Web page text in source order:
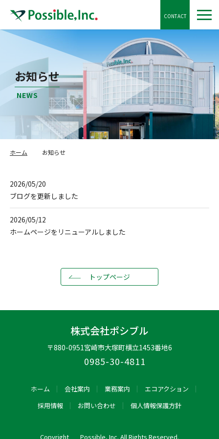
CONTACT
お知らせ
NEWS
ホーム お知らせ
2026/05/20
ブログを更新しました
2026/05/12
ホームページをリニューアルしました
トップページ
株式会社ポシブル
〒880-0951宮崎市大塚町横立1453番地6
0985-30-4811
ホーム 会社案内 業務案内
エコアクション
採用情報
お問い合わせ 個人情報保護方針
Copyright Possible, Inc. All Rights Reserved.